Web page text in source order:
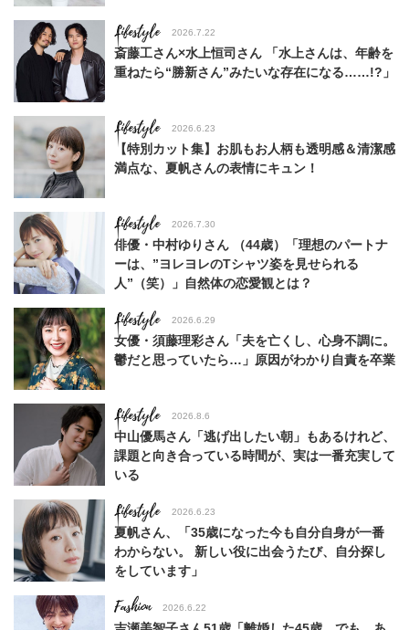
Lifestyle 2026.7.22
斎藤工さん×水上恒司さん 「水上さんは、年齢を
重ねたら“勝新さん”みたいな存在になる……!?」
Lifestyle 2026.6.23
【特別カット集】お肌もお人柄も透明感＆清潔感
満点な、夏帆さんの表情にキュン！
Lifestyle 2026.7.30
俳優・中村ゆりさん （44歳）「理想のパートナ
ーは、”ヨレヨレのTシャツ姿を見せられる
人”（笑）」自然体の恋愛観とは？
Lifestyle 2026.6.29
女優・須藤理彩さん「夫を亡くし、心身不調に。
鬱だと思っていたら…」原因がわかり自責を卒業
Lifestyle 2026.8.6
中山優馬さん「逃げ出したい朝」もあるけれど、
課題と向き合っている時間が、実は一番充実して
いる
Lifestyle 2026.6.23
夏帆さん、「35歳になった今も自分自身が一番
わからない。 新しい役に出会うたび、自分探し
をしています」
Fashion 2026.6.22